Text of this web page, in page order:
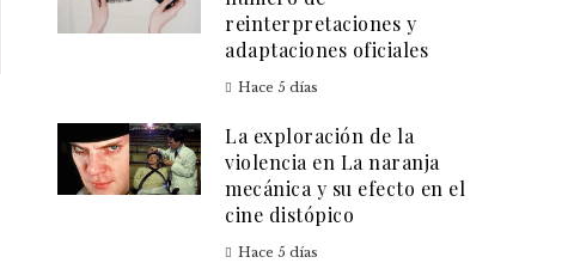
reinterpretaciones y
adaptaciones oficiales
Hace 5 días
La exploración de la
violencia en La naranja
mecánica y su efecto en el
cine distópico
Hace 5 días